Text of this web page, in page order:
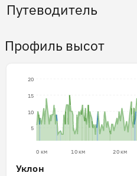
Путеводитель
Профиль высот
5
10
15
20
0 км 10 км 20 км
Уклон